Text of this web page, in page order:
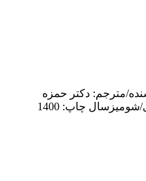
مترجم: دکتر حمزه
چاپ: 1400